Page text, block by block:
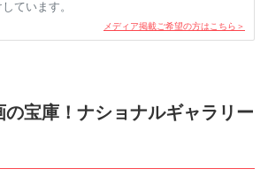
しています。
メディア掲載ご希望の方はこちら＞
の宝庫！ナショナルギャラリー